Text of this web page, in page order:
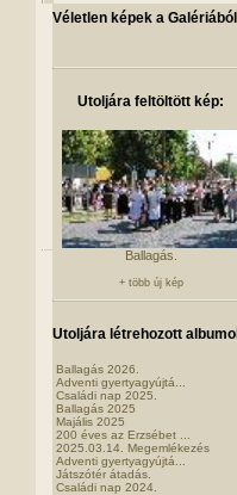
Véletlen képek a Galériából
Utoljára feltöltött kép:
Ballagás.
+ több új kép
Utoljára létrehozott
Ballagás 2026.
Adventi gyertyagyújtá...
Családi nap 2025.
Ballagás 2025
Majális 2025
200 éves az Erzsébet ...
2025.03.14. Megemlékezés
Adventi gyertyagyújtá...
Játszótér átadás.
Családi nap 2024.